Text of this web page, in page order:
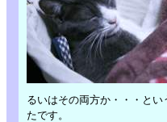
るいはその両方か・・・と
たです。